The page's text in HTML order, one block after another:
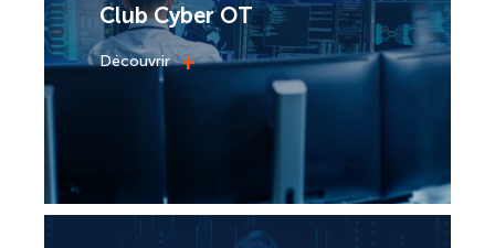
Club Cyber OT
Découvrir +